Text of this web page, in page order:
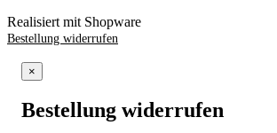
Realisiert mit Shopware
Bestellung widerrufen
×
Bestellung widerrufen